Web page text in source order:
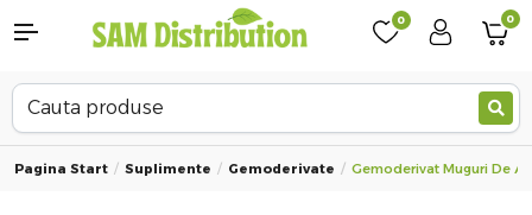
0 0
Pagina Start Suplimente Gemoderivate Gemoderivat Muguri De